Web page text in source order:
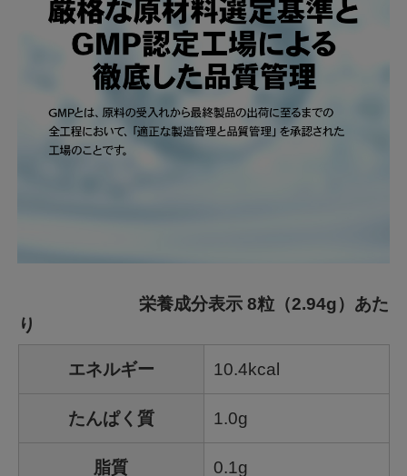
栄養成分表示 8粒（2.94g）あた
り
エネルギー 10.4kcal
たんぱく質 1.0g
脂質 0.1g